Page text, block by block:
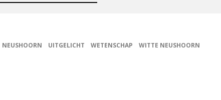
NEUSHOORN UITGELICHT WETENSCHAP WITTE NEUSHOORN